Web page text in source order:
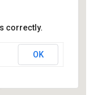
correctly.
OK